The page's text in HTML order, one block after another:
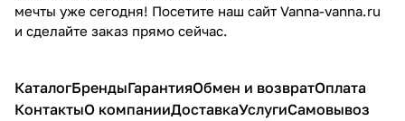
мечты уже сегодня! Посетите наш сайт Vanna-vanna.ru
и сделайте заказ прямо сейчас.
КаталогБрендыГарантияОбмен и возвратОплата
КонтактыО компанииДоставкаУслугиСамовывоз